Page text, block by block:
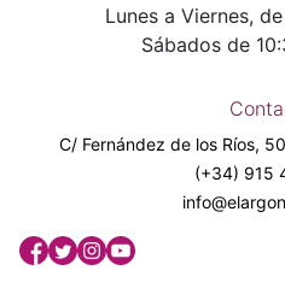
Lunes a Viernes,
Sábados de
C/ Fernández de los Ríos,
(+34) 915